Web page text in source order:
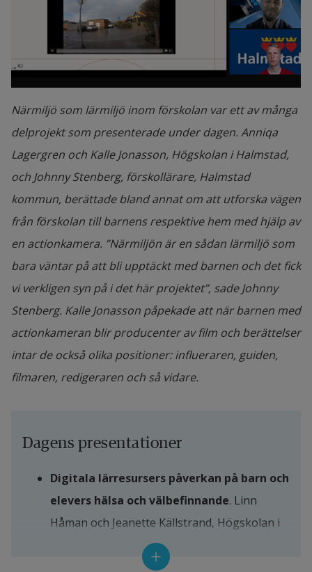
Närmiljö som lärmiljö inom förskolan var ett av många
delprojekt som presenterade under dagen. Anniqa
Lagergren och Kalle Jonasson, Högskolan i Halmstad,
och Johnny Stenberg, förskollärare, Halmstad
kommun, berättade bland annat om att utforska vägen
från förskolan till barnens respektive hem med hjälp av
en actionkamera. ”Närmiljön är en sådan lärmiljö som
bara väntar på att bli upptäckt med barnen och det fick
vi verkligen syn på i det här projektet”, sade Johnny
Stenberg. Kalle Jonasson påpekade att när barnen med
actionkameran blir producenter av film och berättelser
intar de också olika positioner: influeraren, guiden,
filmaren, redigeraren och så vidare.
Dagens presentationer
Digitala lärresursers påverkan på barn och
elevers hälsa och välbefinnande. Linn
Håman och Jeanette Källstrand, Högskolan i